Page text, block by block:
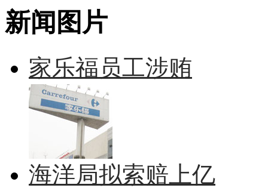
新闻图片
家乐福员工涉贿
海洋局拟索赔上亿